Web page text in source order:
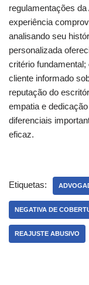
regulamentações
experiência
analisando seu
personalizada
critério
cliente informado
reputação do
empatia e
diferenciais
eficaz.
Etiquetas:
NEGATIVA DE
REAJUSTE ABUSIVO